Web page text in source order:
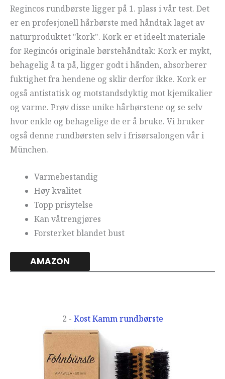
Regincos rundbørste ligger på 1. plass i vår test. Det
er en profesjonell hårbørste med håndtak laget av
naturproduktet "kork". Kork er et ideelt materiale
for Regincós originale børstehåndtak: Kork er mykt,
behagelig å ta på, ligger godt i hånden, absorberer
fuktighet fra hendene og sklir derfor ikke. Kork er
også antistatisk og motstandsdyktig mot kjemikalier
og varme. Prøv disse unike hårbørstene og se selv
hvor enkle og behagelige de er å bruke. Vi bruker
også denne rundbørsten selv i frisørsalongen vår i
München.
Varmebestandig
Høy kvalitet
Topp prisytelse
Kan våtrengjøres
Forsterket blandet bust
AMAZON
2 - Kost Kamm rundbørste